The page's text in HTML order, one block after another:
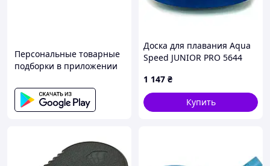
Персональные товарные
подборки в приложении
Доска для плавания Aqua
Speed JUNIOR PRO 5644
1 147 ₴
Купить